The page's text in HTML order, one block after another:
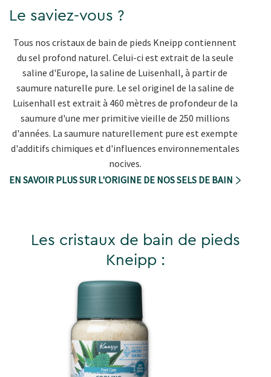
Le saviez-vous ?
Tous nos cristaux de bain de pieds Kneipp contiennent
du sel profond naturel. Celui-ci est extrait de la seule
saline d'Europe, la saline de Luisenhall, à partir de
saumure naturelle pure. Le sel originel de la saline de
Luisenhall est extrait à 460 mètres de profondeur de la
saumure d'une mer primitive vieille de 250 millions
d'années. La saumure naturellement pure est exempte
d'additifs chimiques et d'influences environnementales
nocives.
EN SAVOIR PLUS SUR L'ORIGINE DE NOS SELS DE BAIN
Les cristaux de bain de pieds
Kneipp :